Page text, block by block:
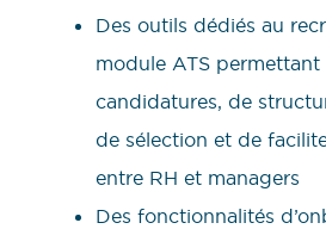
Des outils dédiés au
module ATS permettant
candidatures, de
de sélection et de
entre RH et managers
Des fonctionnalités